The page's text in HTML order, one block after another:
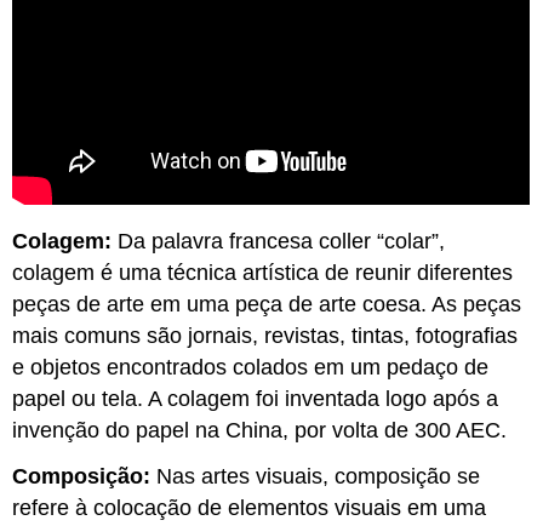
Colagem: Da palavra francesa coller “colar”,
colagem é uma técnica artística de reunir diferentes
peças de arte em uma peça de arte coesa. As peças
mais comuns são jornais, revistas, tintas, fotografias
e objetos encontrados colados em um pedaço de
papel ou tela. A colagem foi inventada logo após a
invenção do papel na China, por volta de 300 AEC.
Composição: Nas artes visuais, composição se
refere à colocação de elementos visuais em uma